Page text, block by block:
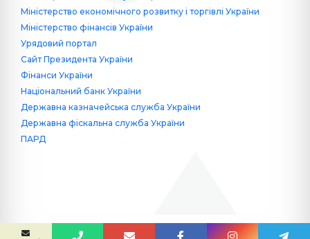
Міністерство економічного розвитку і торгівлі України
Міністерство фінансів України
Урядовий портал
Сайт Президента України
Фінанси України
Національний банк України
Державна казначейська служба України
Державна фіскальна служба України
ПАРД
Сайт створив Yuriy Krykun